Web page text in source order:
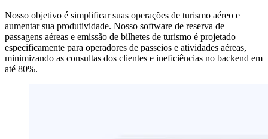
Nosso objetivo é simplificar suas operações de turismo aéreo e
aumentar sua produtividade. Nosso software de reserva de
passagens aéreas e emissão de bilhetes de turismo é projetado
especificamente para operadores de passeios e atividades aéreas,
minimizando as consultas dos clientes e ineficiências no backend em
até 80%.